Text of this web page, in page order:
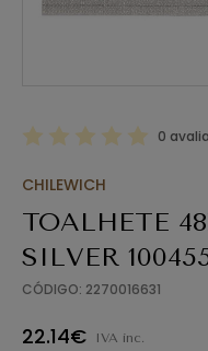
0
CHILEWICH
TOALHETE
SILVER
CÓDIGO: 2270016631
22.14€ IVA inc.